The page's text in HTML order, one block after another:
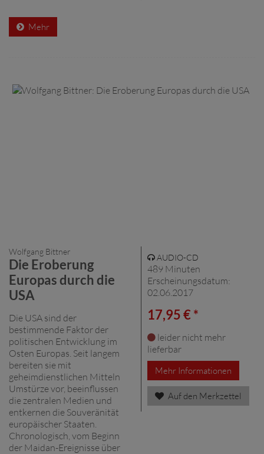
Mehr
Wolfgang Bittner
Die Eroberung
Europas durch die
USA
Die USA sind der
bestimmende Faktor der
politischen Entwicklung im
Osten Europas. Seit langem
bereiten sie mit
geheimdienstlichen Mitteln
Umstürze vor, beeinflussen
die zentralen Medien und
entkernen die Souveränität
europäischer Staaten.
Chronologisch, vom Beginn
der Maidan-Ereignisse über
AUDIO-CD
489 Minuten
Erscheinungsdatum:
02.06.2017
17,95 € *
leider nicht mehr
lieferbar
Mehr Informationen
Auf den Merkzettel